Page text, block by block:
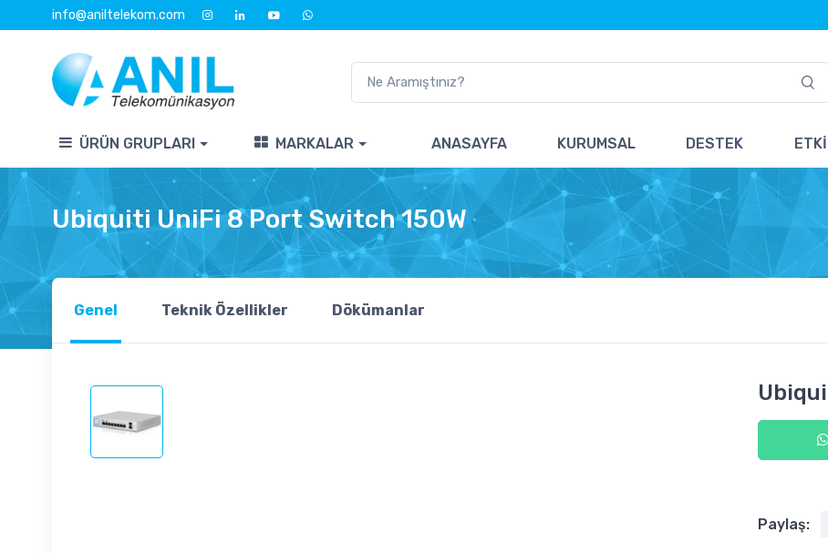
info@aniltelekom.com
ÜRÜN GRUPLARI MARKALAR ANASAYFA KURUMSAL DESTEK
Ubiquiti UniFi 8 Port Switch 150W
Genel Teknik Özellikler Dökümanlar
Paylaş: